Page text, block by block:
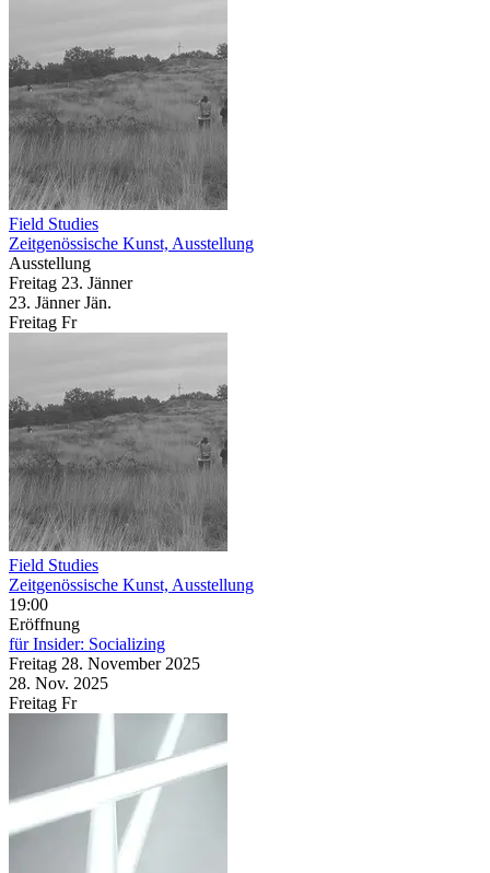
Field Studies
Zeitgenössische Kunst, Ausstellung
Ausstellung
Freitag 23. Jänner
23. Jänner Jän.
Freitag Fr
Field Studies
Zeitgenössische Kunst, Ausstellung
19:00
Eröffnung
für Insider: Socializing
Freitag 28. November 2025
28. Nov. 2025
Freitag Fr